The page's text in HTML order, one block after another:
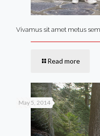
Vivamus sit amet metus
Read more
May 5, 2014